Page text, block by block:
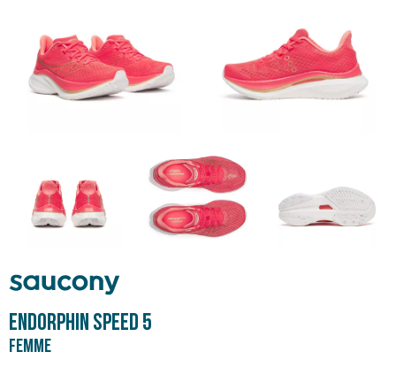
Saucony
ENDORPHIN SPEED 5
Femme